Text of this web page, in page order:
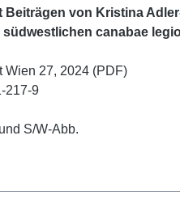
Beiträgen von Kristina
südwestlichen canabae
Wien 27, 2024 (PDF)
217-9
S/W-Abb.